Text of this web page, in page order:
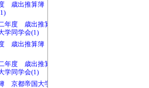
歳出推算簿 校費 京都
年度 歳出推算簿 会費
学同学会(1)
歳出推算簿 会費 同学
年度 歳出推算簿 校費
学同学会(1)
京都帝国大学学友会(1)